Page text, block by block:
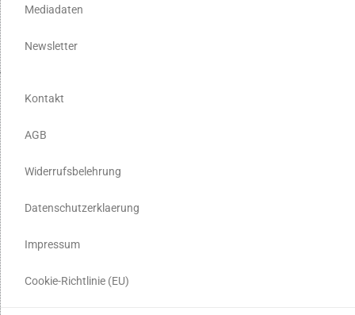
Mediadaten
Newsletter
Kontakt
AGB
Widerrufsbelehrung
Datenschutzerklaerung
Impressum
Cookie-Richtlinie (EU)